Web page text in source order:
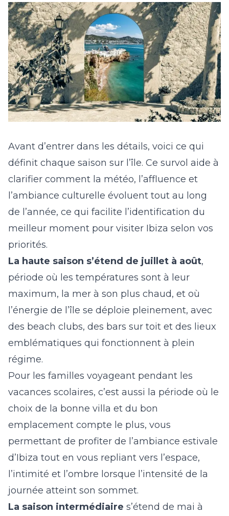
Avant d’entrer dans les détails, voici ce qui
définit chaque saison sur l’île. Ce survol aide à
clarifier comment la météo, l’affluence et
l’ambiance culturelle évoluent tout au long
de l’année, ce qui facilite l’identification du
meilleur moment pour visiter Ibiza selon vos
priorités.
La haute saison s’étend de juillet à août,
période où les températures sont à leur
maximum, la mer à son plus chaud, et où
l’énergie de l’île se déploie pleinement, avec
des beach clubs, des bars sur toit et des lieux
emblématiques qui fonctionnent à plein
régime.
Pour les familles voyageant pendant les
vacances scolaires, c’est aussi la période où le
choix de la bonne villa et du bon
emplacement compte le plus, vous
permettant de profiter de l’ambiance estivale
d’Ibiza tout en vous repliant vers l’espace,
l’intimité et l’ombre lorsque l’intensité de la
journée atteint son sommet.
La saison intermédiaire s’étend de mai à